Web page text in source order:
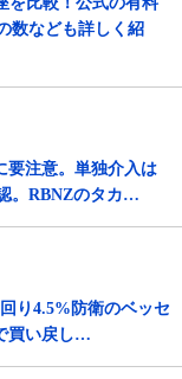
数なども詳しく紹
要注意。単独介入は
。RBNZのタカ…
り4.5%防衛のベッセ
買い戻し…